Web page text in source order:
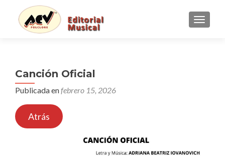
Canción Oficial
Publicada enfebrero 15, 2026
Atrás